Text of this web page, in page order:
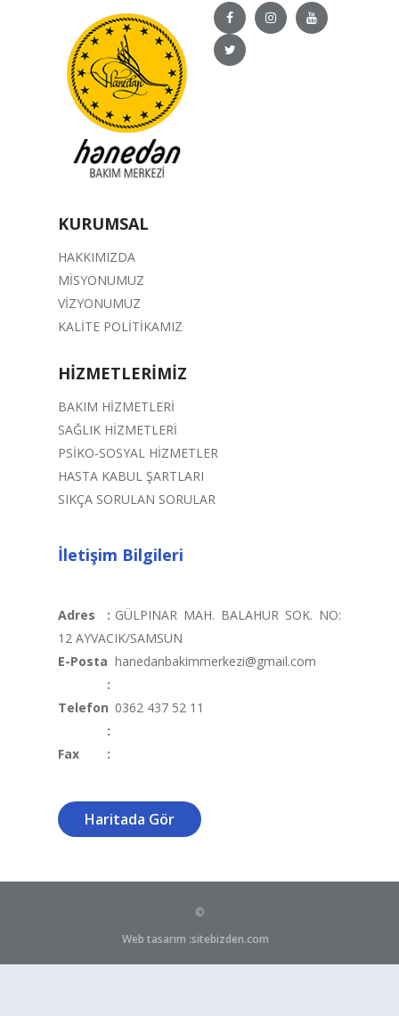
KURUMSAL
HAKKIMIZDA
MİSYONUMUZ
VİZYONUMUZ
KALİTE POLİTİKAMIZ
HİZMETLERİMİZ
BAKIM HİZMETLERİ
SAĞLIK HİZMETLERİ
PSİKO-SOSYAL HİZMETLER
HASTA KABUL ŞARTLARI
SIKÇA SORULAN SORULAR
İletişim Bilgileri
Adres : GÜLPINAR MAH. BALAHUR SOK. NO:
12 AYVACIK/SAMSUN
E-Posta
:
hanedanbakimmerkezi@gmail.com
Telefon
:
0362 437 52 11
Fax :
Haritada Gör
©
Web tasarım :sitebizden.com